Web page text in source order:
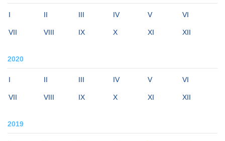
I II III IV V VI
VII VIII IX X XI XII
2020
I II III IV V VI
VII VIII IX X XI XII
2019